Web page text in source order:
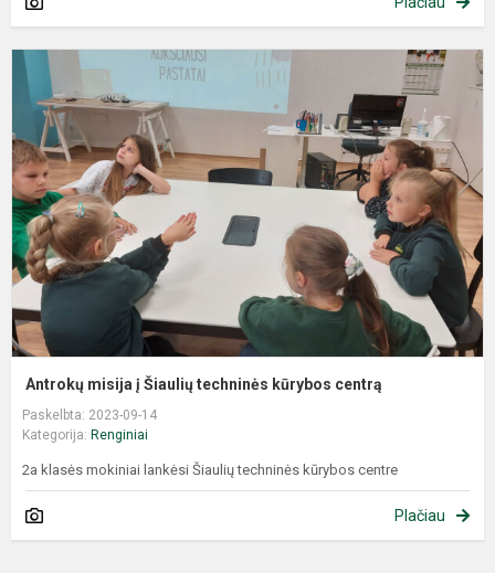
Antrokų misija į Šiaulių techninės kūrybos centrą
Paskelbta: 2023-09-14
Kategorija: Renginiai
2a klasės mokiniai lankėsi Šiaulių techninės kūrybos centre
Plačiau